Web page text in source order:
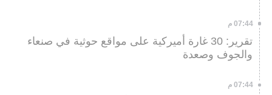
07:44 م
تقرير: 30 غارة أميركية على مواقع حوثية في صنعاء
والجوف وصعدة
07:44 م